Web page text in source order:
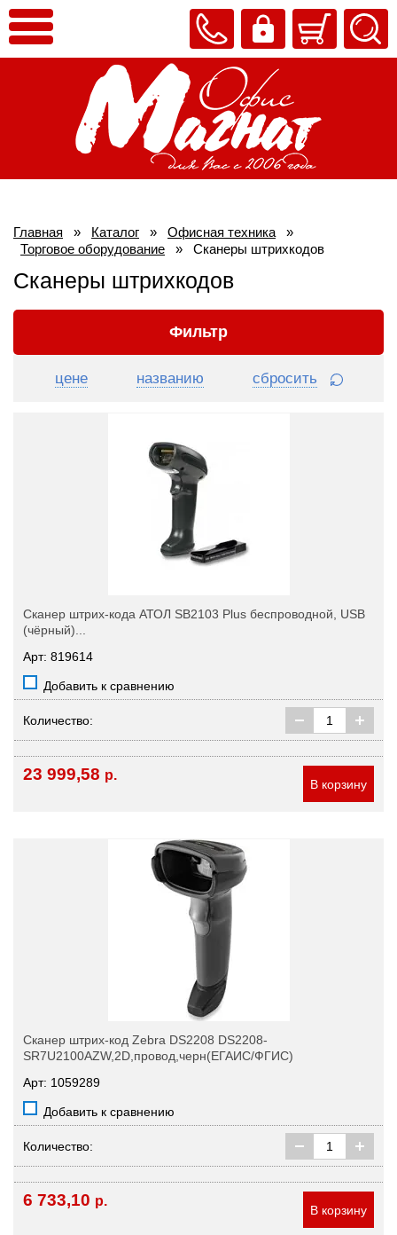
Главная » Каталог » Офисная техника
»
Торговое оборудование
» Сканеры штрихкодов
Сканеры штрихкодов
Фильтр
цене названию сбросить
Cканер штрих-кода АТОЛ SB2103 Plus беспроводной, USB
(чёрный)...
Арт: 819614
Добавить к сравнению
Количество:
23 999,58 р.
В корзину
Сканер штрих-код Zebra DS2208 DS2208-
SR7U2100AZW,2D,провод,черн(ЕГАИС/ФГИС)
Арт: 1059289
Добавить к сравнению
Количество:
6 733,10 р.
В корзину